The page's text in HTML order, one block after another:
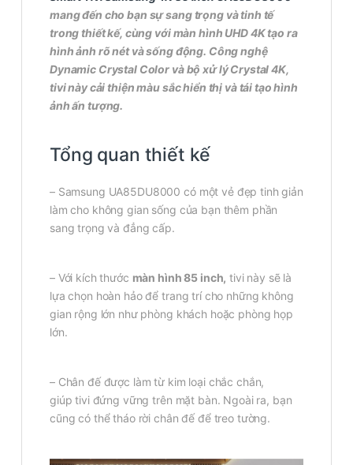
mang đến cho bạn sự sang trọng và tinh tế
trong thiết kế, cùng với màn hình UHD 4K tạo ra
hình ảnh rõ nét và sống động. Công nghệ
Dynamic Crystal Color và bộ xử lý Crystal 4K,
tivi này cải thiện màu sắc hiển thị và tái tạo hình
ảnh ấn tượng.
Tổng quan thiết kế
– Samsung UA85DU8000 có một vẻ đẹp tinh giản
làm cho không gian sống của bạn thêm phần
sang trọng và đẳng cấp.
– Với kích thước màn hình 85 inch, tivi này sẽ là
lựa chọn hoàn hảo để trang trí cho những không
gian rộng lớn như phòng khách hoặc phòng họp
lớn.
– Chân đế được làm từ kim loại chắc chắn,
giúp tivi đứng vững trên mặt bàn. Ngoài ra, bạn
cũng có thể tháo rời chân đế để treo tường.